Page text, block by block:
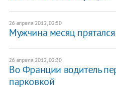
26 апреля 2012, 02:50
Мужчина месяц прятался
26 апреля 2012, 02:30
Во Франции водитель
парковкой